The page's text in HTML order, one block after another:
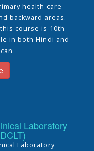
health care
backward areas.
course is 10th
in both Hindi and
Laboratory
Laboratory